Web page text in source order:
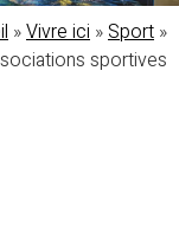
»Vivre ici »Sport »
sportives